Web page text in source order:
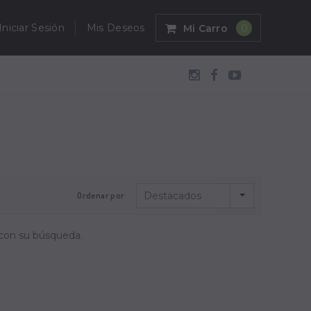
Mi Carro 0
Iniciar Sesión Mis Deseos
Ordenar por Destacados
su búsqueda.